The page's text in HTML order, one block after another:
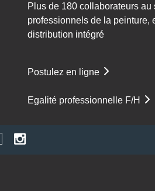
Plus de 180 collaborateurs au
professionnels de la peinture,
distribution intégré
Postulez en ligne
Egalité professionnelle F/H